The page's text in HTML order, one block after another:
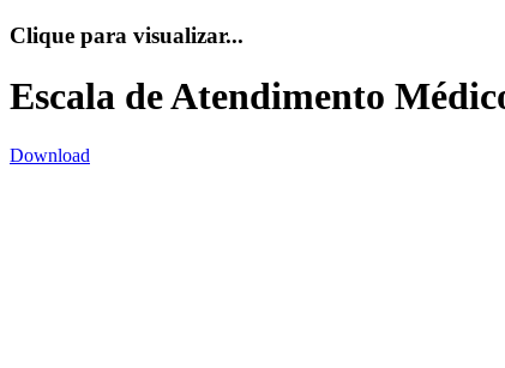
Clique para visualizar...
Escala de Atendimento
Download